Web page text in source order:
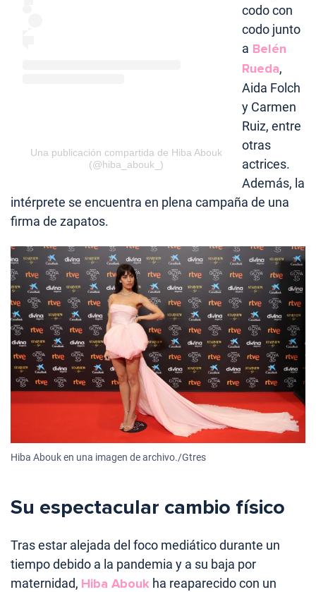
Una publicación compartida de Hiba Abouk
(@hiba_abouk_)
codo con
codo junto
a Belén
Rueda,
Aida Folch
y Carmen
Ruiz, entre
otras
actrices.
Además, la
intérprete se encuentra en plena campaña de una
firma de zapatos.
Hiba Abouk en una imagen de archivo./Gtres
Su espectacular cambio físico
Tras estar alejada del foco mediático durante un
tiempo debido a la pandemia y a su baja por
maternidad, Hiba Abouk ha reaparecido con un